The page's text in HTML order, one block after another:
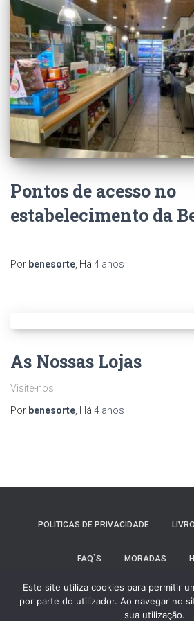
Pontos de acesso no
estabelecimento da
Por benesorte, Há 4 anos
As Nossas Lojas
Visite-nos
Por benesorte, Há 4 anos
POLITICAS DE PRIVACIDADE
FAQ`S MORADAS
FORMULÁRIO DE CONTATO
Este site utiliza cookies para permitir
por parte do utilizador. Ao navegar no
sua utilização.